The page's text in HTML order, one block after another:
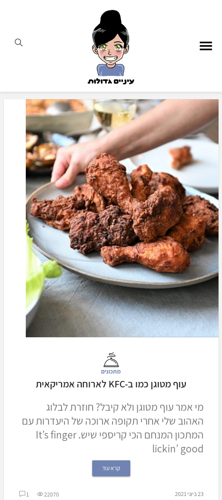
מתכונים
עוף מטוגן כמו ב-KFC לארוחה אמריקאית
מי אמר עוף מטוגן ולא קיבל? חוזרת לבלוג
האהוב שלי אחרי תקופה ארוכה של היעדרות עם
המתכון המנחם הכי קריספי שיש. It’s finger
lickin’ good
קרא עוד
23 ביוני 2021 22070
1